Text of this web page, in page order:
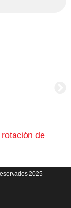
de
2025